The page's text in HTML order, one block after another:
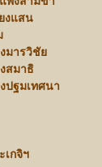
งแสน
มารวิชัย
สมาธิ
ปฐมเทศนา
เกจิฯ